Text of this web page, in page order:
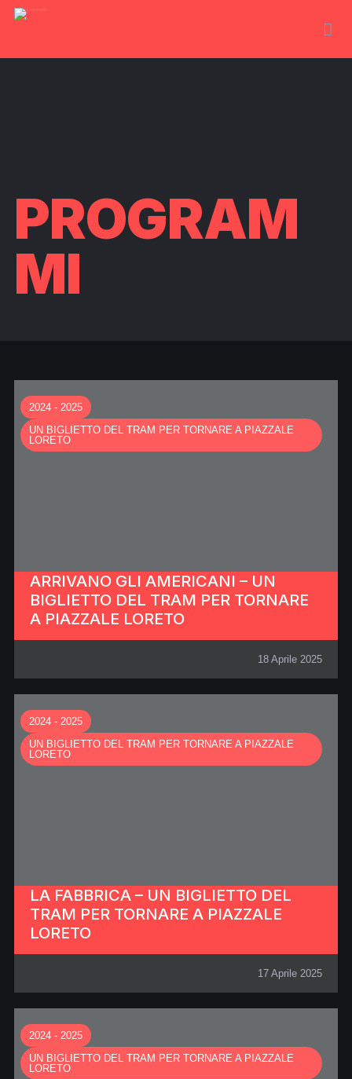
PROGRAM
MI
2024 - 2025
UN BIGLIETTO DEL TRAM PER TORNARE A PIAZZALE
LORETO
ARRIVANO GLI AMERICANI – UN
BIGLIETTO DEL TRAM PER TORNARE
A PIAZZALE LORETO
18 Aprile 2025
2024 - 2025
UN BIGLIETTO DEL TRAM PER TORNARE A PIAZZALE
LORETO
LA FABBRICA – UN BIGLIETTO DEL
TRAM PER TORNARE A PIAZZALE
LORETO
17 Aprile 2025
2024 - 2025
UN BIGLIETTO DEL TRAM PER TORNARE A PIAZZALE
LORETO